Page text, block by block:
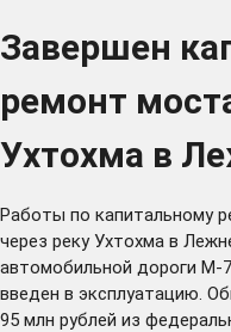
Завершен
ремонт
Ухтохма в
Работы по капитальному
через реку Ухтохма в
автомобильной дороги М-
введен в эксплуатацию.
95 млн рублей из